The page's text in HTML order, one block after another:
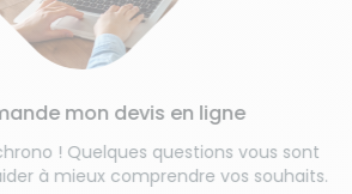
! Quelques questions vous sont
à mieux comprendre vos souhaits.
mon devis en ligne